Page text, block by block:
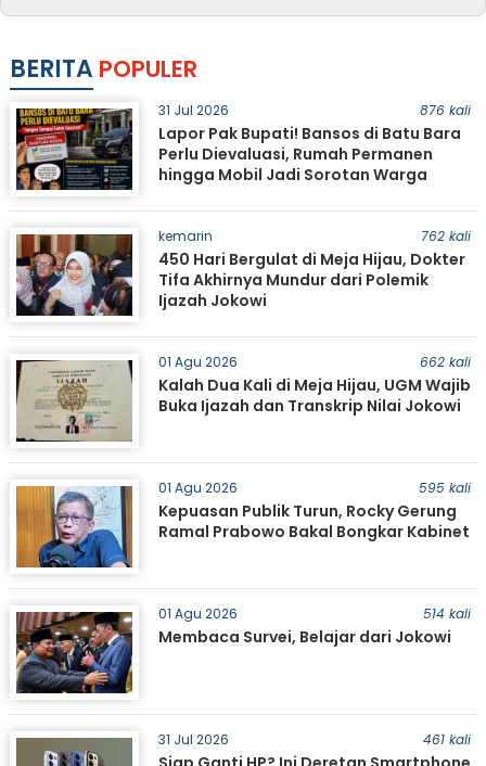
BERITA POPULER
31 Jul 2026 876 kali
Lapor Pak Bupati! Bansos di Batu Bara
Perlu Dievaluasi, Rumah Permanen
hingga Mobil Jadi Sorotan Warga
kemarin 762 kali
450 Hari Bergulat di Meja Hijau, Dokter
Tifa Akhirnya Mundur dari Polemik
Ijazah Jokowi
01 Agu 2026 662 kali
Kalah Dua Kali di Meja Hijau, UGM Wajib
Buka Ijazah dan Transkrip Nilai Jokowi
01 Agu 2026 595 kali
Kepuasan Publik Turun, Rocky Gerung
Ramal Prabowo Bakal Bongkar Kabinet
01 Agu 2026 514 kali
Membaca Survei, Belajar dari Jokowi
31 Jul 2026 461 kali